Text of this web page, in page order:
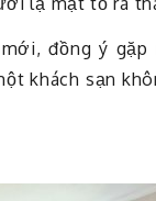
đồng ý gặp
khách sạn